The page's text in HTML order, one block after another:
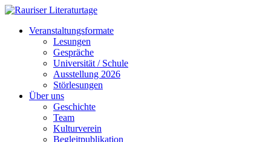
Veranstaltungsformate
Lesungen
Gespräche
Universität / Schule
Ausstellung 2026
Störlesungen
Über uns
Geschichte
Team
Kulturverein
Begleitpublikation